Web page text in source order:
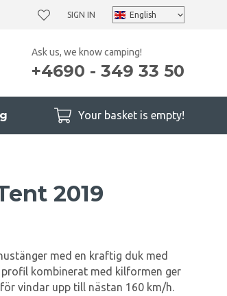
SIGN IN
Ask us, we know camping!
+4690 - 349 33 50
Your basket is empty!
2019
med en kraftig duk med
kombinerat med kilformen ger
vindar upp till nästan 160 km/h.